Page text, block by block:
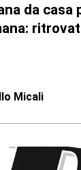
da casa
Micali